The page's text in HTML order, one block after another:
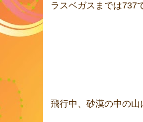
ラスベガスまでは737
飛行中、砂漠の中の